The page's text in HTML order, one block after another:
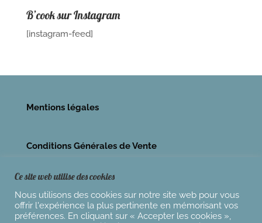
B’cook sur Instagram
[instagram-feed]
Mentions légales
Conditions Générales de Vente
Ce site web utilise des cookies
Nous utilisons des cookies sur notre site web pour vous
offrir l'expérience la plus pertinente en mémorisant vos
préférences. En cliquant sur « Accepter les cookies »,